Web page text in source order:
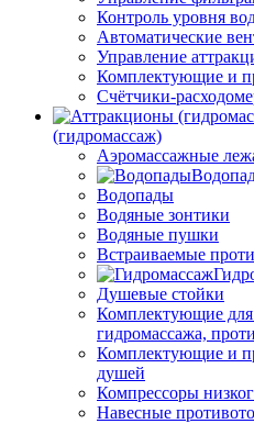
Контроль уровня
Автоматические
Управление
Комплектующие и
Счётчики-
(гидромассаж)
Аэромассажные
Водопады
Водяные зонтики
Водяные пушки
Встраиваемые
Душевые стойки
Комплектующие для
гидромассажа,
Комплектующие и
душей
Компрессоры
Навесные